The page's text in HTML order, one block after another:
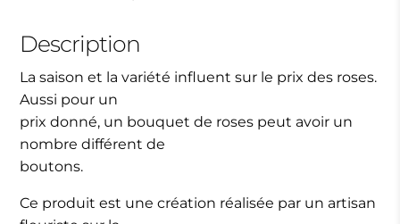
Description
La saison et la variété influent sur le prix des roses.
Aussi pour un
prix donné, un bouquet de roses peut avoir un
nombre différent de
boutons.
Ce produit est une création réalisée par un artisan